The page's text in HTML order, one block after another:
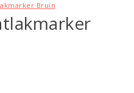
Bruin